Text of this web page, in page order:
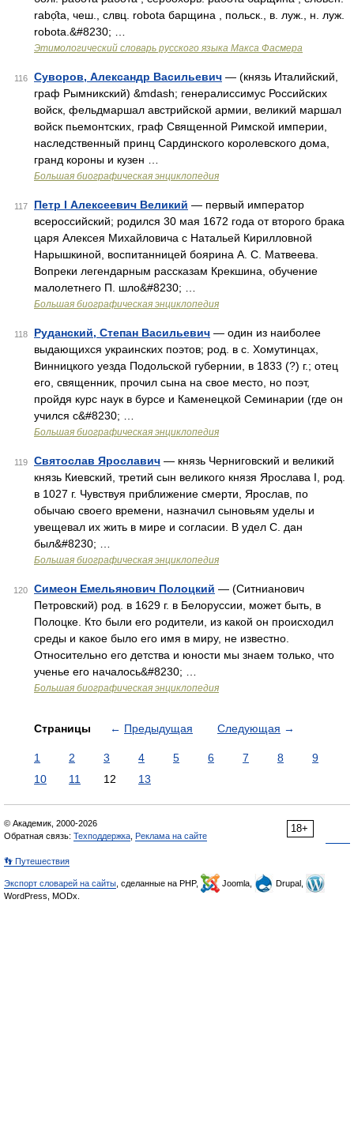
rаbо̣̑tа, чеш., слвц. robota барщина , польск., в. луж., н. луж.
rоbоtа.&#8230; …
Этимологический словарь русского языка Макса Фасмера
116 Суворов, Александр Васильевич — (князь Италийский,
граф Рымникский) &mdash; генералиссимус Российских
войск, фельдмаршал австрийской армии, великий маршал
войск пьемонтских, граф Священной Римской империи,
наследственный принц Сардинского королевского дома,
гранд короны и кузен …
Большая биографическая энциклопедия
117 Петр I Алексеевич Великий — первый император
всероссийский; родился 30 мая 1672 года от второго брака
царя Алексея Михайловича с Натальей Кирилловной
Нарышкиной, воспитанницей боярина А. С. Матвеева.
Вопреки легендарным рассказам Крекшина, обучение
малолетнего П. шло&#8230; …
Большая биографическая энциклопедия
118 Руданский, Степан Васильевич — один из наиболее
выдающихся украинских поэтов; род. в с. Хомутинцах,
Винницкого уезда Подольской губернии, в 1833 (?) г.; отец
его, священник, прочил сына на свое место, но поэт,
пройдя курс наук в бурсе и Каменецкой Семинарии (где он
учился с&#8230; …
Большая биографическая энциклопедия
119 Святослав Ярославич — князь Черниговский и великий
князь Киевский, третий сын великого князя Ярослава І, род.
в 1027 г. Чувствуя приближение смерти, Ярослав, по
обычаю своего времени, назначил сыновьям уделы и
увещевал их жить в мире и согласии. В удел С. дан
был&#8230; …
Большая биографическая энциклопедия
120 Симеон Емельянович Полоцкий — (Ситнианович
Петровский) род. в 1629 г. в Белоруссии, может быть, в
Полоцке. Кто были его родители, из какой он происходил
среды и какое было его имя в миру, не известно.
Относительно его детства и юности мы знаем только, что
ученье его началось&#8230; …
Большая биографическая энциклопедия
Страницы ← Предыдущая Следующая →
1 2 3 4 5 6 7 8
9
10
11 12 13
18+
© Академик, 2000-2026
Обратная связь: Техподдержка Реклама на сайте
👣 Путешествия
Экспорт словарей на сайты , сделанные на PHP, Joomla,
Drupal,
WordPress, MODx.